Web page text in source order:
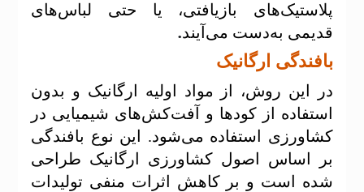
پلاستیک‌های بازیافتی، یا حتی لباس‌های
قدیمی به‌دست می‌آیند.
بافندگی ارگانیک
در این روش، از مواد اولیه ارگانیک و بدون
استفاده از کودها و آفت‌کش‌های شیمیایی در
کشاورزی استفاده می‌شود. این نوع بافندگی
بر اساس اصول کشاورزی ارگانیک طراحی
شده است و بر کاهش اثرات منفی تولیدات